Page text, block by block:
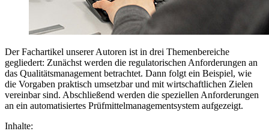
Der Fachartikel unserer Autoren ist in drei Themenbereiche
gegliedert: Zunächst werden die regulatorischen Anforderungen an
das Qualitätsmanagement betrachtet. Dann folgt ein Beispiel, wie
die Vorgaben praktisch umsetzbar und mit wirtschaftlichen Zielen
vereinbar sind. Abschließend werden die speziellen Anforderungen
an ein automatisiertes Prüfmittelmanagementsystem aufgezeigt.
Inhalte: